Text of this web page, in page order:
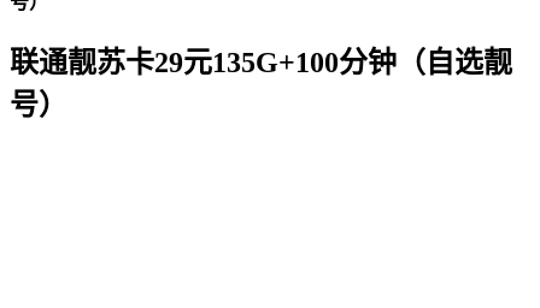
联通靓苏卡29元135G+100分钟（自选靓
号）